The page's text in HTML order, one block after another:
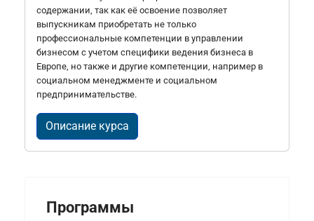
содержании, так как её освоение позволяет
выпускникам приобретать не только
профессиональные компетенции в управлении
бизнесом с учетом специфики ведения бизнеса в
Европе, но также и другие компетенции, например в
социальном менеджменте и социальном
предпринимательстве.
Описание курса
Программы